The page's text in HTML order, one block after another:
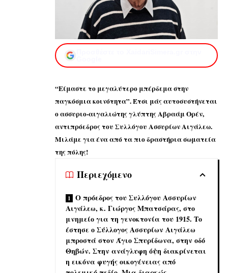
“Είμαστε το μεγαλύτερο μπέρδεμα στην
παγκόσμια κοινότητα”. Έτσι μάς αυτοσυστήνεται
ο ασσυριο-αιγαλιώτης γλύπτης Αβραάμ Ορέν,
αντιπρόεδρος του Συλλόγου Ασσυρίων Αιγάλεω.
Μιλάμε για ένα από τα πιο δραστήρια σωματεία
της πόλης!
Περιεχόμενο
Ο πρόεδρος του Συλλόγου Ασσυρίων
Αιγάλεω, κ. Γιώργος Μπατσάρας, στο
μνημείο για τη γενοκτονία του 1915. Το
έστησε ο Σύλλογος Ασσυρίων Αιγάλεω
μπροστά στον Άγιο Σπυρίδωνα, στην οδό
Θηβών. Στην ανάγλυφη όψη διακρίνεται
η εικόνα φυγής οικογένειας από